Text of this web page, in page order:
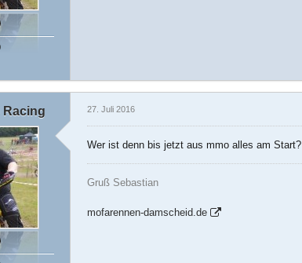
Racing 27. Juli 2016
Wer ist denn bis jetzt aus mmo alles am Start?
Gruß Sebastian
mofarennen-damscheid.de